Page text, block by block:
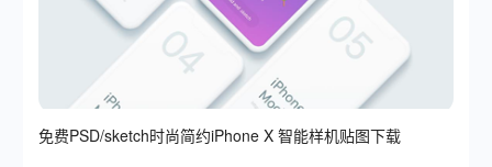
免费PSD/sketch时尚简约iPhone X 智能样机贴图下载